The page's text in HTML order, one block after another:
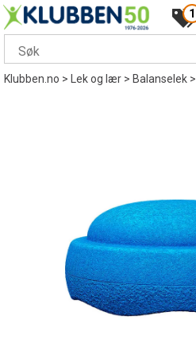
1
Klubben.no> Lek og lær>Balanselek>